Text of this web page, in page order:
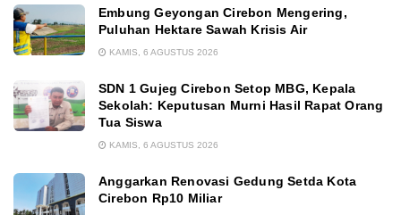
Embung Geyongan Cirebon Mengering,
Puluhan Hektare Sawah Krisis Air
KAMIS, 6 AGUSTUS 2026
SDN 1 Gujeg Cirebon Setop MBG, Kepala
Sekolah: Keputusan Murni Hasil Rapat Orang
Tua Siswa
KAMIS, 6 AGUSTUS 2026
Anggarkan Renovasi Gedung Setda Kota
Cirebon Rp10 Miliar